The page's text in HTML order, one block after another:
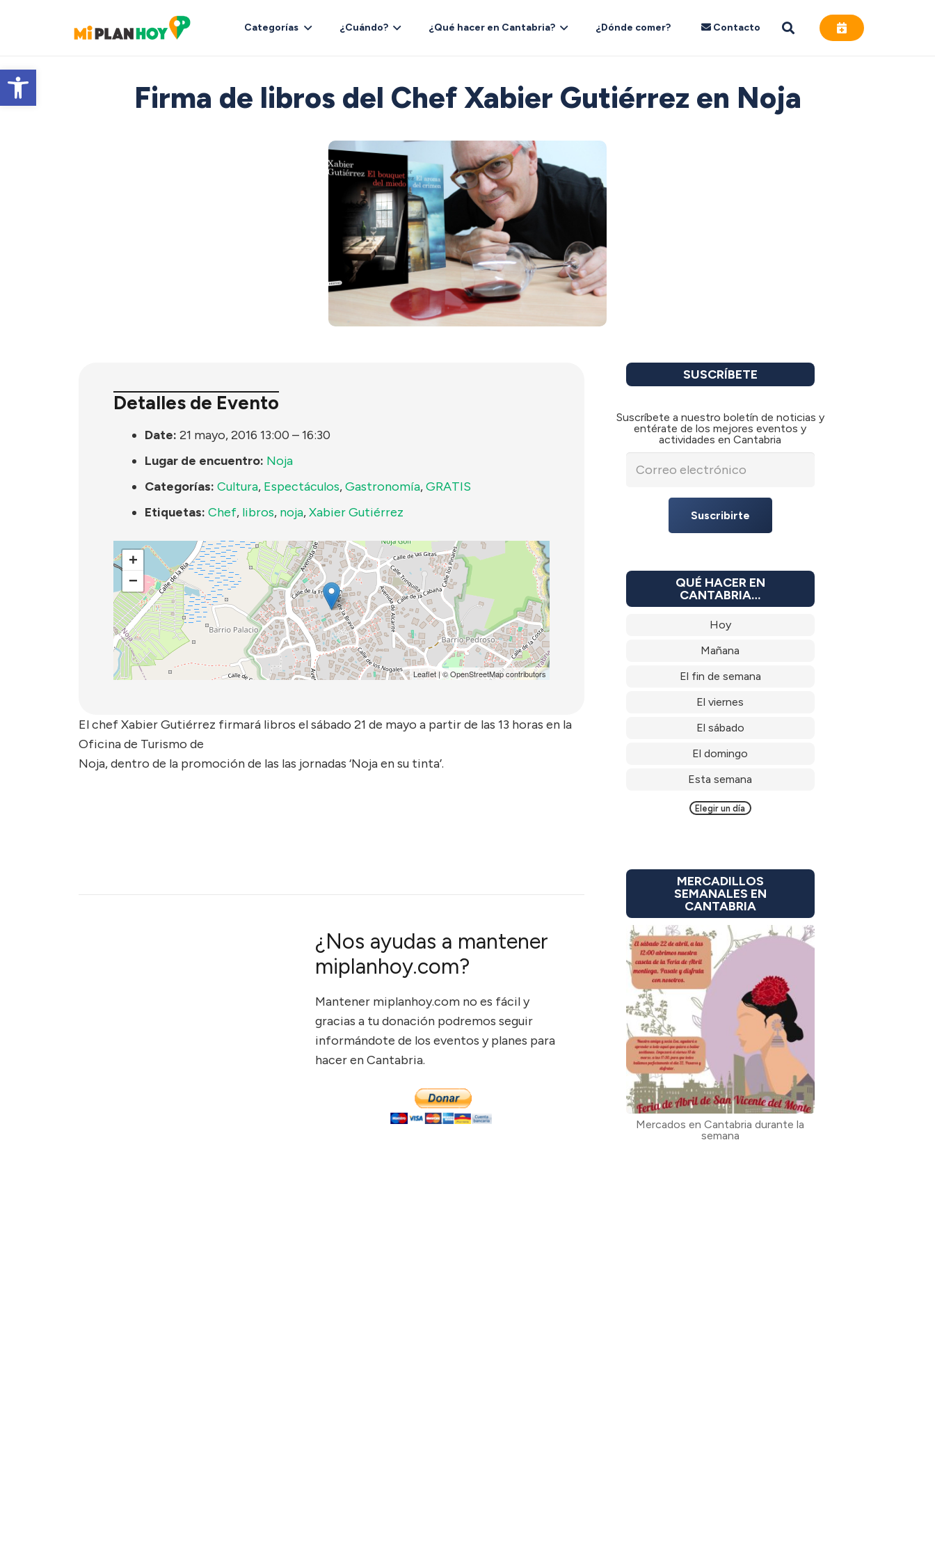
Abrir barra de herramientas
Categorías ¿Cuándo? ¿Qué hacer en Cantabria? ¿Dónde comer? Contacto
Firma de libros del Chef Xabier Gutiérrez en Noja
Detalles de Evento
Date: 21 mayo, 2016 13:00 –16:30
Lugar de encuentro: Noja
Categorías: Cultura, Espectáculos,Gastronomía,GRATIS
Etiquetas: Chef, libros, noja,Xabier Gutiérrez
+
−
Leaflet| ©OpenStreetMapcontributors
El chef Xabier Gutiérrez firmará libros el sábado 21 de mayo a partir de las 13 horas en la
Oficina de Turismo de
Noja, dentro de la promoción de las las jornadas ‘Noja en su tinta’.
¿Nos ayudas a mantener
miplanhoy.com?
Mantener miplanhoy.com no es fácil y
gracias a tu donación podremos seguir
informándote de los eventos y planes para
hacer en Cantabria.
SUSCRÍBETE
Suscríbete a nuestro boletín de noticias y
entérate de los mejores eventos y
actividades en Cantabria
Suscribirte
QUÉ HACER EN
CANTABRIA…
Hoy
Mañana
El fin de semana
El viernes
El sábado
El domingo
Esta semana
Elegir un día
MERCADILLOS
SEMANALES EN
CANTABRIA
Mercados en Cantabria durante la
semana